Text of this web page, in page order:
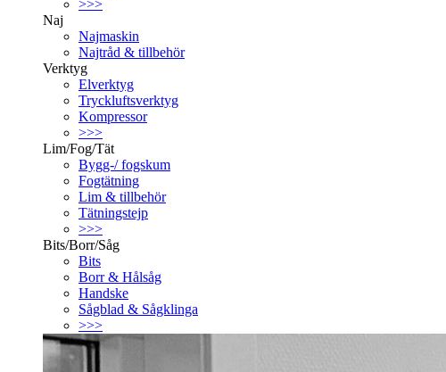
>>>
Naj
Najmaskin
Najtråd & tillbehör
Verktyg
Elverktyg
Tryckluftsverktyg
Kompressor
>>>
Lim/Fog/Tät
Bygg-/ fogskum
Fogtätning
Lim & tillbehör
Tätningstejp
>>>
Bits/Borr/Såg
Bits
Borr & Hålsåg
Handske
Sågblad & Sågklinga
>>>